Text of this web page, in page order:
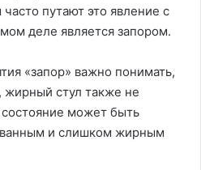
путают это явление с
деле является запором.
«запор» важно понимать,
жирный стул также не
может быть
и слишком жирным